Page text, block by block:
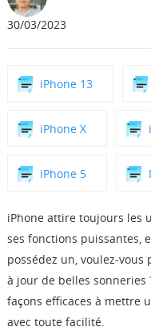
Solutions
30/03/2023
iPhone 13
iPhone X
iPhone 5
iPhone attire toujours les
ses fonctions puissantes,
possédez un, voulez-
à jour de belles sonneries
façons efficaces à mettre
avec toute facilité.